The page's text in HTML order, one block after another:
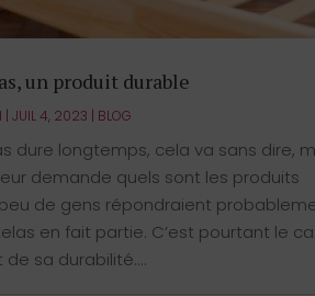
un produit durable
|JUIL 4, 2023 | BLOG
dure longtemps, cela va sans dire,
demande quels sont les produits
de gens répondraient
en fait partie. C’est pourtant le
sa durabilité....